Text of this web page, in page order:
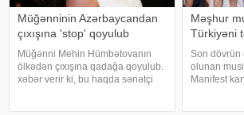
Müğənninin Azərbaycandan
çıxışına 'stop' qoyulub
Müğənni Mehin Hümbətovanın
ölkədən çıxışına qadağa qoyulub.
xəbər verir ki, bu haqda sənətçi
Məşhur
Türkiyəni
Son dövrün
olunan
Manifest